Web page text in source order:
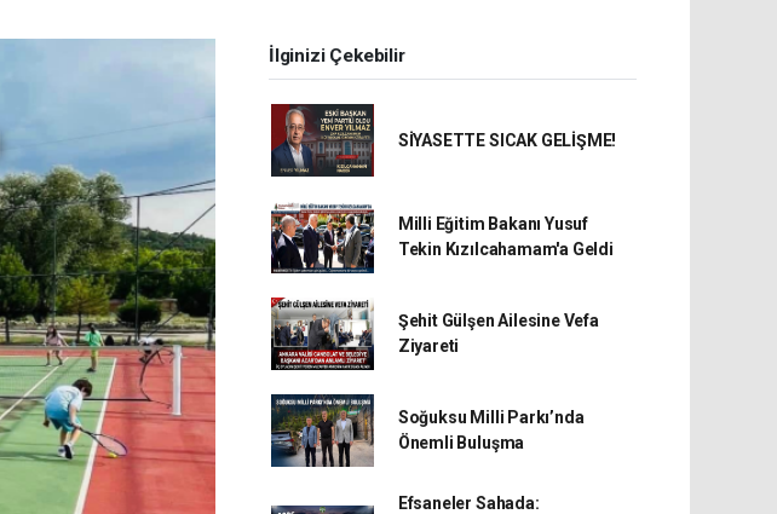
İlginizi Çekebilir
SİYASETTE SICAK GELİŞME!
Milli Eğitim Bakanı Yusuf
Tekin Kızılcahamam'a Geldi
Şehit Gülşen Ailesine Vefa
Ziyareti
Soğuksu Milli Parkı’nda
Önemli Buluşma
Efsaneler Sahada: